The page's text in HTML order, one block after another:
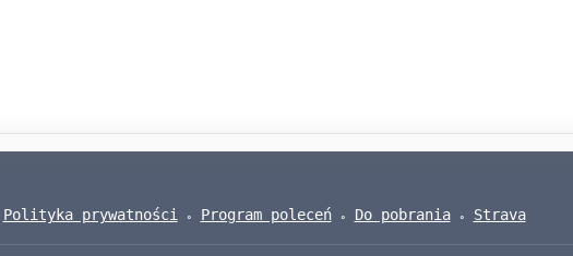
Polityka prywatności Program poleceń Do pobrania Strava